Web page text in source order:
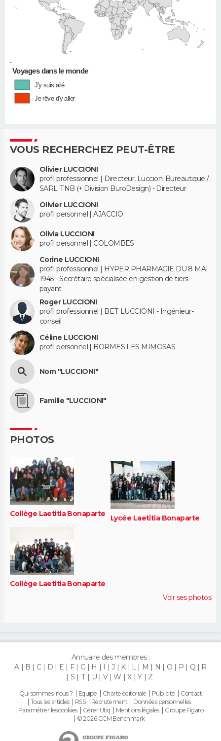
•
Voyages dans le monde
J'y suis allé
Je rêve d'y aller
VOUS RECHERCHEZ PEUT-ÊTRE
Olivier LUCCIONI
profil professionnel | Directeur, Luccioni Bureautique /
SARL TNB (+ Division BuroDesign) - Directeur
Olivier LUCCIONI
profil personnel | AJACCIO
Olivia LUCCIONI
profil personnel | COLOMBES
Corine LUCCIONI
profil professionnel | HYPER PHARMACIE DU 8 MAI
1945 - Secrétaire spécialisée en gestion de tiers
payant
Roger LUCCIONI
profil professionnel | BET LUCCIONI - Ingénieur-
conseil
Céline LUCCIONI
profil personnel | BORMES LES MIMOSAS
Nom "LUCCIONI"
Famille "LUCCIONI"
PHOTOS
Collège Laetitia Bonaparte Lycée Laetitia Bonaparte
Collège Laetitia Bonaparte
Voir ses photos
Annuaire des membres :
A
B C D E F G H J K L M N O P Q
R
S
T U V W X Y Z
Qui sommes-nous ? Equipe Charte éditoriale Publicité
Contact
Tous les articles
RSS Recrutement
Données personnelles
Paramétrer les cookies
Gérer Utiq Mentions légales
Groupe Figaro
© 2026 CCM Benchmark